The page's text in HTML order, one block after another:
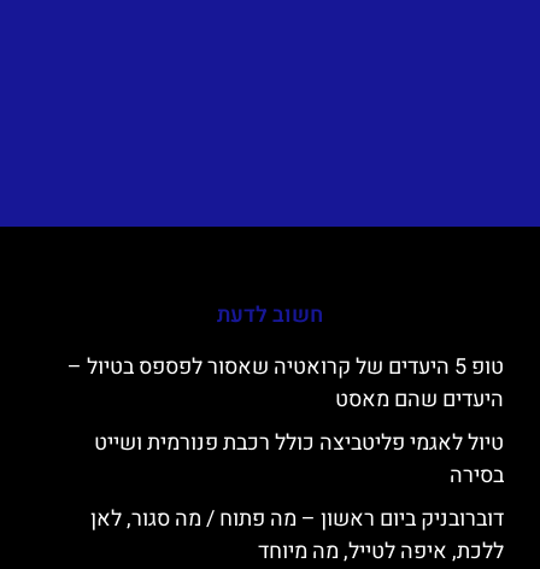
חשוב לדעת
טופ 5 היעדים של קרואטיה שאסור לפספס בטיול –
היעדים שהם מאסט
טיול לאגמי פליטביצה כולל רכבת פנורמית ושייט
בסירה
דוברובניק ביום ראשון – מה פתוח / מה סגור, לאן
ללכת, איפה לטייל, מה מיוחד